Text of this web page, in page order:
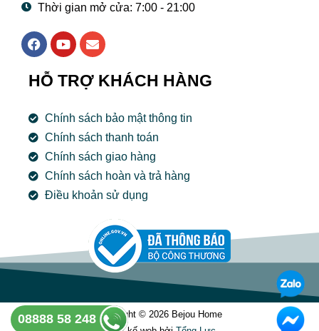
Thời gian mở cửa: 7:00 - 21:00
F
a
e
b
o
k
Y
o
t
u
e
E
n
e
l
p
e
HỖ TRỢ KHÁCH HÀNG
Chính sách bảo mật thông tin
Chính sách thanh toán
Chính sách giao hàng
Chính sách hoàn và trả hàng
Điều khoản sử dụng
Copyright © 2026 Bejou Home
08888 58 248